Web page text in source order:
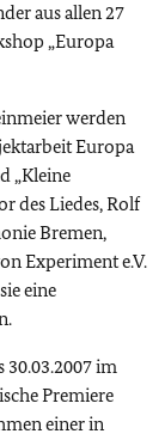
aus allen 27
„Europa
werden
Europa
„Kleine
des Liedes, Rolf
Bremen,
Experiment e.V.
eine
30.03.2007 im
Premiere
einer in